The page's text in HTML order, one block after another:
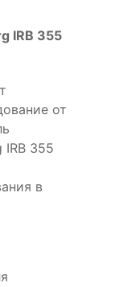
IRB 355
от
IRB 355
в